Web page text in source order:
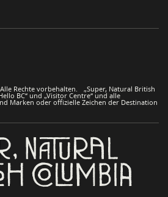
Rechte vorbehalten. „Super, Natural British
BC“ und „Visitor Centre“ und alle
Marken oder offizielle Zeichen der Destination